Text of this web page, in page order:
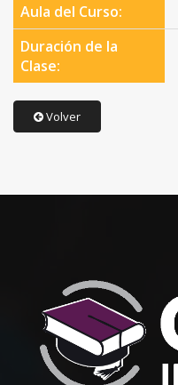
Aula del Curso:
Duración de la
Clase:
Volver